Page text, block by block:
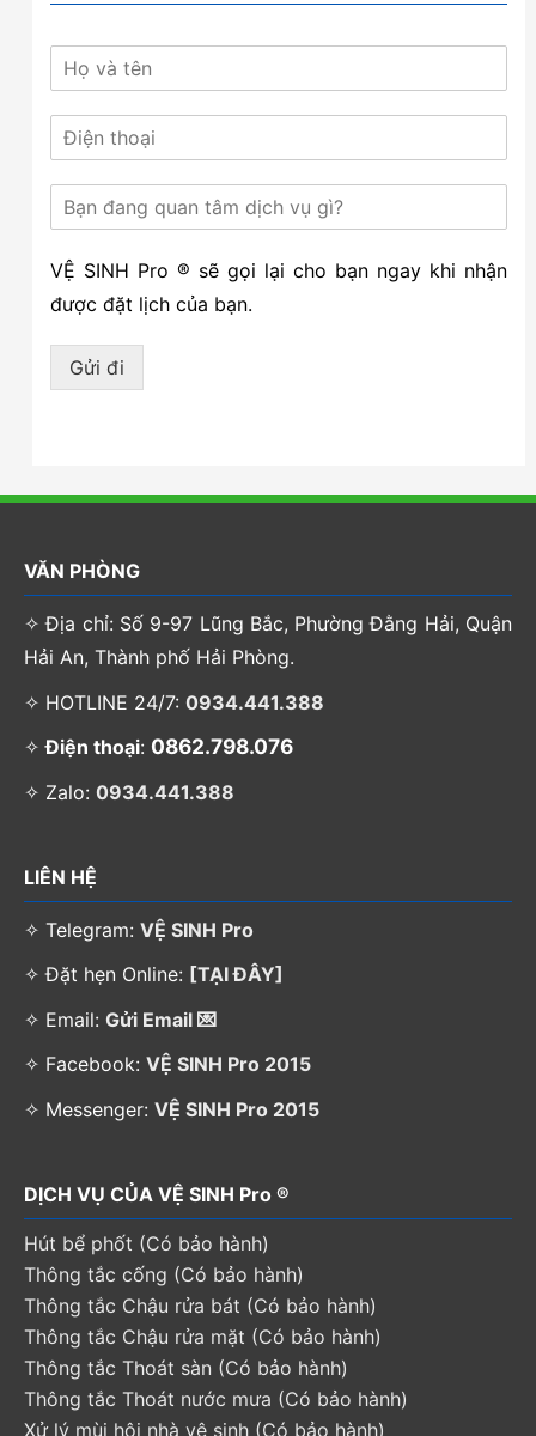
VỆ SINH Pro ® sẽ gọi lại cho bạn ngay khi nhận
được đặt lịch của bạn.
Gửi đi
VĂN PHÒNG
✧ Địa chỉ: Số 9-97 Lũng Bắc, Phường Đằng Hải, Quận
Hải An, Thành phố Hải Phòng.
✧ HOTLINE 24/7: 0934.441.388
✧Điện thoại: 0862.798.076
✧ Zalo: 0934.441.388
LIÊN HỆ
✧ Telegram: VỆ SINH Pro
✧ Đặt hẹn Online: [TẠI ĐÂY]
✧ Email: Gửi Email 💌
✧ Facebook: VỆ SINH Pro 2015
✧ Messenger: VỆ SINH Pro 2015
DỊCH VỤ CỦA VỆ SINH Pro ®
Hút bể phốt (Có bảo hành)
Thông tắc cống (Có bảo hành)
Thông tắc Chậu rửa bát (Có bảo hành)
Thông tắc Chậu rửa mặt (Có bảo hành)
Thông tắc Thoát sàn (Có bảo hành)
Thông tắc Thoát nước mưa (Có bảo hành)
Xử lý mùi hôi nhà vệ sinh (Có bảo hành)